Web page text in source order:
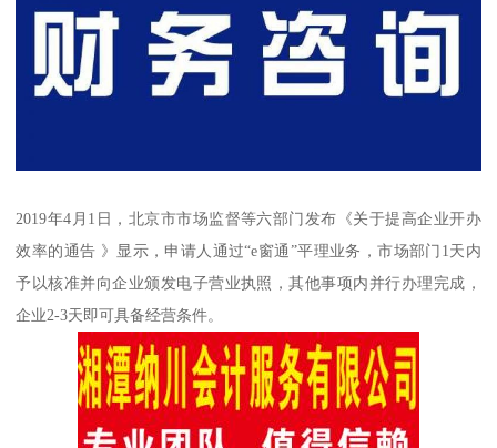
2019年4月1日，北京市市场监督等六部门发布《关于提高企业开办
效率的通告 》显示，申请人通过“e窗通”平理业务，市场部门1天内
予以核准并向企业颁发电子营业执照，其他事项内并行办理完成，
企业2-3天即可具备经营条件。